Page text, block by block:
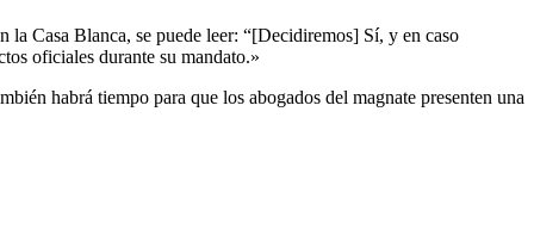
la Casa Blanca, se puede leer: “[Decidiremos] Sí, y en caso
oficiales durante su mandato.»
habrá tiempo para que los abogados del magnate presenten una